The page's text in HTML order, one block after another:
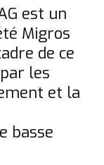
est un
Migros
de ce
les
et la
basse